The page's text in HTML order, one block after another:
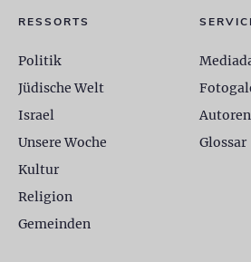
RESSORTS
Politik
Jüdische Welt
Israel
Unsere Woche
Kultur
Religion
Gemeinden
Autoren
Glossar